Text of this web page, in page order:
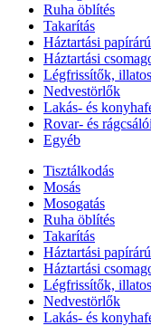
Ruha öblítés
Takarítás
Háztartási
Háztartási
Légfrissítők,
Nedvestörlők
Lakás- és
Rovar- és
Egyéb
Tisztálkodás
Mosás
Mosogatás
Ruha öblítés
Takarítás
Háztartási
Háztartási
Légfrissítők,
Nedvestörlők
Lakás- és